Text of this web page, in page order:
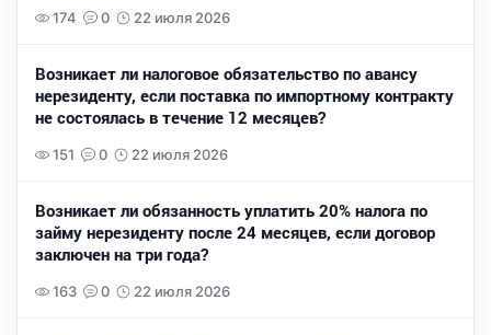
174 0 22 июля 2026
Возникает ли налоговое обязательство по авансу
нерезиденту, если поставка по импортному контракту
не состоялась в течение 12 месяцев?
151 0 22 июля 2026
Возникает ли обязанность уплатить 20% налога по
займу нерезиденту после 24 месяцев, если договор
заключен на три года?
163 0 22 июля 2026